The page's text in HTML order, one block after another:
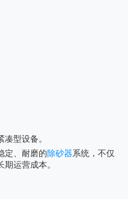
型设备。
定、耐磨的 除砂器系统，不仅
运营成本。